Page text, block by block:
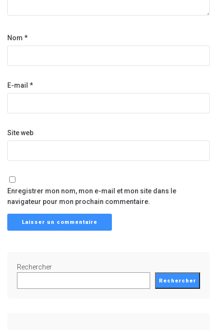
Nom *
E-mail *
Site web
Enregistrer mon nom, mon e-mail et mon site dans le
navigateur pour mon prochain commentaire.
Rechercher
Rechercher